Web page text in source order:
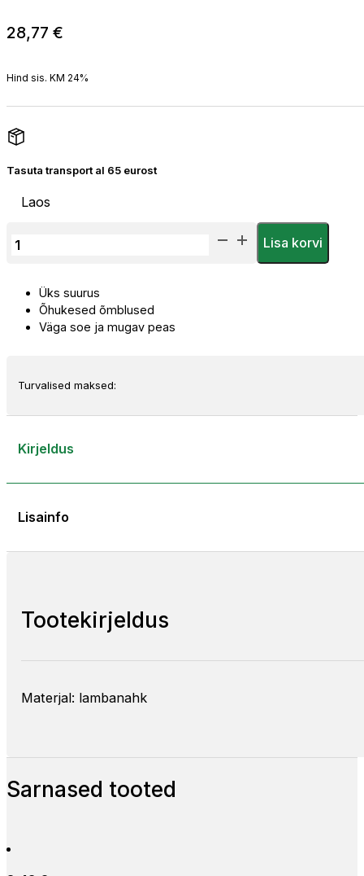
28,77 €
Hind sis. KM 24%
Tasuta transport al 65 eurost
Laos
Priha
Nahast
kogus
Lisa korvi
Üks suurus
Õhukesed õmblused
Väga soe ja mugav peas
Turvalised maksed:
Kirjeldus
Lisainfo
Tootekirjeldus
Materjal: lambanahk
Sarnased tooted